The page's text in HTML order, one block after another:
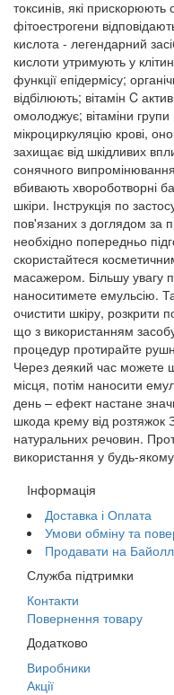
токсинів, які прискорюють
фітоестрогени
кислота - легендарний
кислоти утримують у
функції епідермісу;
відбілюють; вітамін C
омолоджує; вітаміни
мікроциркуляцію крові,
захищає від шкідливих
сонячного
вбивають хвороботворні
шкіри. Інструкція по
пов'язаних з доглядом за
необхідно попередньо
скористайтеся
масажером. Більшу увагу
наноситимете емульсію.
очистити шкіру, розкрити
що з використанням
процедур протирайте
Через деякий час можете
місця, потім наносити
день – ефект настане
шкода крему від розтяжок
натуральних речовин.
використання у будь-якому
Інформація
Доставка і Оплата
Умови обміну та
Продавати на Байолл
Служба підтримки
Контакти
Повернення товару
Додатково
Виробники
Акції